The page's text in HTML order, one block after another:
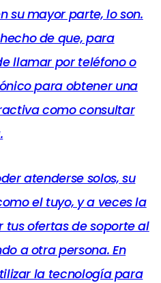
su mayor parte, lo son.
de que, para
llamar por teléfono o
para obtener una
como consultar
atenderse solos, su
el tuyo, y a veces la
ofertas de soporte al
a otra persona. En
la tecnología para